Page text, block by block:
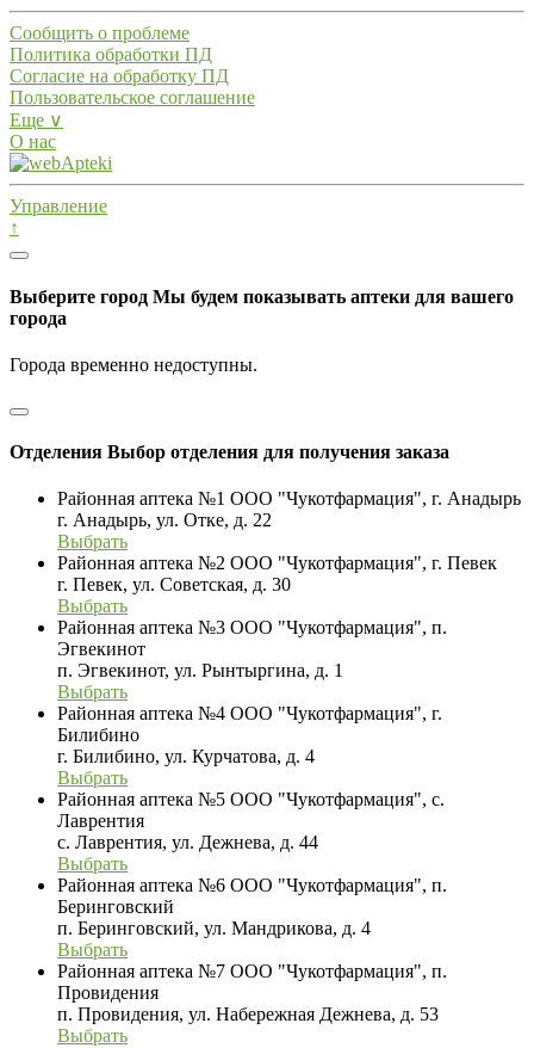
Сообщить о проблеме
Политика обработки ПД
Согласие на обработку ПД
Пользовательское соглашение
Еще ∨
О нас
Управление
↑
Выберите город Мы будем показывать аптеки для вашего
города
Города временно недоступны.
Отделения Выбор отделения для получения заказа
Районная аптека №1 ООО "Чукотфармация", г. Анадырь
г. Анадырь, ул. Отке, д. 22
Выбрать
Районная аптека №2 ООО "Чукотфармация", г. Певек
г. Певек, ул. Советская, д. 30
Выбрать
Районная аптека №3 ООО "Чукотфармация", п.
Эгвекинот
п. Эгвекинот, ул. Рынтыргина, д. 1
Выбрать
Районная аптека №4 ООО "Чукотфармация", г.
Билибино
г. Билибино, ул. Курчатова, д. 4
Выбрать
Районная аптека №5 ООО "Чукотфармация", с.
Лаврентия
с. Лаврентия, ул. Дежнева, д. 44
Выбрать
Районная аптека №6 ООО "Чукотфармация", п.
Беринговский
п. Беринговский, ул. Мандрикова, д. 4
Выбрать
Районная аптека №7 ООО "Чукотфармация", п.
Провидения
п. Провидения, ул. Набережная Дежнева, д. 53
Выбрать